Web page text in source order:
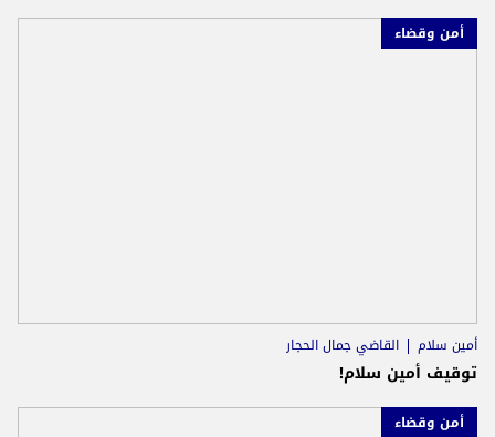
أمن وقضاء
أمين سلام القاضي جمال الحجار
توقيف أمين سلام!
أمن وقضاء